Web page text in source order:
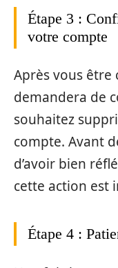
Étape 3 :
votre compte
Après vous être
demandera de
souhaitez
compte. Avant
d’avoir bien
cette action est
Étape 4 :